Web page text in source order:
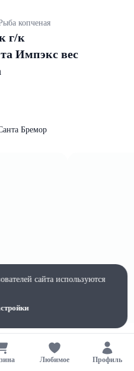
копченая
г/к
Импэкс вес
Бремор
Любимое Профиль
сайта используются